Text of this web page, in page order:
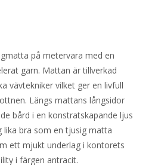
på metervara med en
garn. Mattan är tillverkad
vävtekniker vilket ger en livfull
Längs mattans långsidor
bård i en konstratskapande ljus
lika bra som en tjusig matta
ett mjukt underlag i kontorets
i färgen antracit.